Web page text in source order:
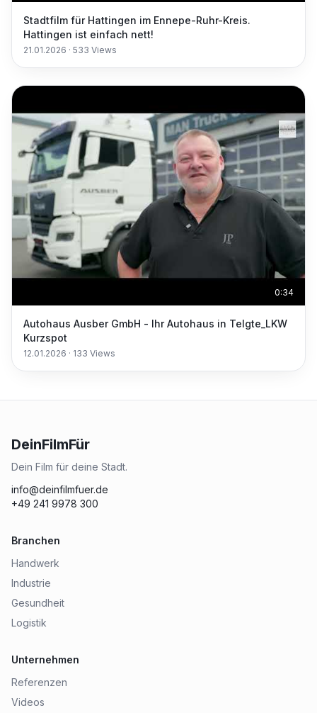
Stadtfilm für Hattingen im Ennepe-Ruhr-Kreis.
Hattingen ist einfach nett!
21.01.2026 · 533 Views
0:34
Autohaus Ausber GmbH - Ihr Autohaus in Telgte_LKW
Kurzspot
12.01.2026 · 133 Views
DeinFilmFür
Dein Film für deine Stadt.
info@deinfilmfuer.de
+49 241 9978 300
Branchen
Handwerk
Industrie
Gesundheit
Logistik
Unternehmen
Referenzen
Videos